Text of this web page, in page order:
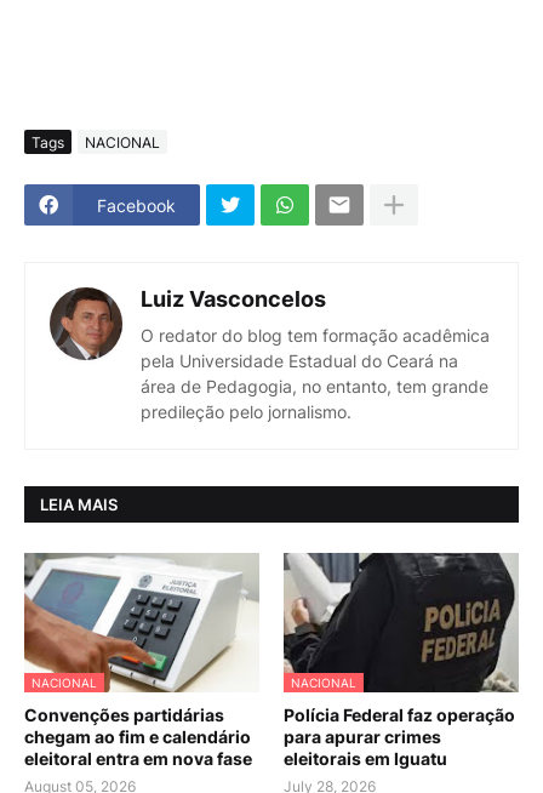
Tags NACIONAL
Facebook
Luiz Vasconcelos
O redator do blog tem formação acadêmica
pela Universidade Estadual do Ceará na
área de Pedagogia, no entanto, tem grande
predileção pelo jornalismo.
LEIA MAIS
NACIONAL
Convenções partidárias
chegam ao fim e calendário
eleitoral entra em nova fase
August 05, 2026
NACIONAL
Polícia Federal faz operação
para apurar crimes
eleitorais em Iguatu
July 28, 2026